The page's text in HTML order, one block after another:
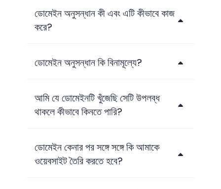
ডোমেইন অনুসন্ধান কী এবং এটি কীভাবে কাজ
করে?
ডোমেইন অনুসন্ধান কি বিনামূল্যে?
আমি যে ডোমেইনটি খুঁজেছি সেটি উপলব্ধ
থাকলে কীভাবে কিনতে পারি?
ডোমেইন কেনার পর সঙ্গে সঙ্গে কি আমাকে
ওয়েবসাইট তৈরি করতে হবে?